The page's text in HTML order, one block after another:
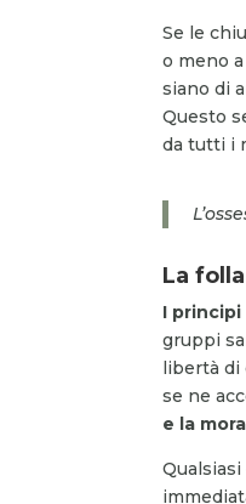
Se le
o meno
siano di
Questo
da tutti i
La
I principi
gruppi
libertà di
se ne
e la